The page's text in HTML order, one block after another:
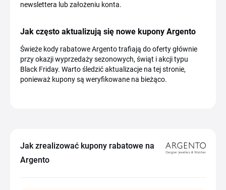
newslettera lub założeniu konta.
Jak często aktualizują się nowe kupony Argento
Świeże kody rabatowe Argento trafiają do oferty głównie
przy okazji wyprzedaży sezonowych, świąt i akcji typu
Black Friday. Warto śledzić aktualizacje na tej stronie,
ponieważ kupony są weryfikowane na bieżąco.
Jak zrealizować kupony rabatowe na
Argento